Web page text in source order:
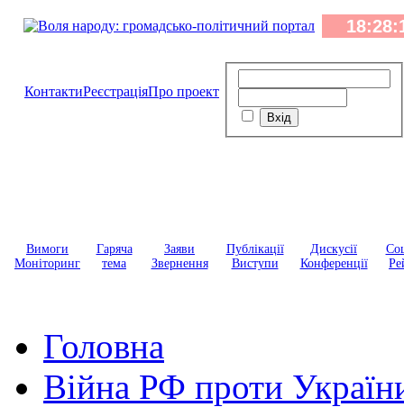
КонтактиРеєстраціяПро проект
Вимоги
Моніторинг
Гаряча
тема
Заяви
Звернення
Публікації
Виступи
Дискусії
Конференції
Головна
Війна РФ проти